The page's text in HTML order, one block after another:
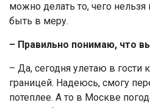
можно делать то, чего
быть в меру.
– Правильно понимаю, что
– Да, сегодня улетаю в гости
границей. Надеюсь, смогу
потеплее. А то в Москве